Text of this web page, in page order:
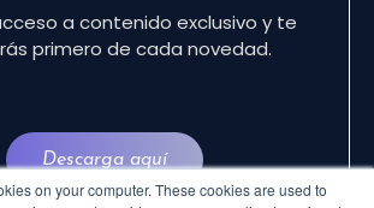
on your computer. These cookies are used to
a contenido exclusivo y te
primero de cada novedad.
Descarga aquí